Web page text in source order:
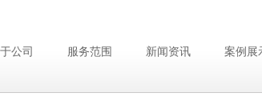
公司 服务范围 新闻资讯 案例展